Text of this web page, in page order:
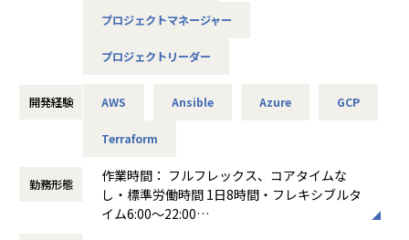
企業の“AI活用の壁”を壊し、業界を横断する変革を起こす
AIはもはや「一部の大企業だけが活用する特別な技術」では
製造、金融、エネルギー、医療、物流などあらゆる業界でAI
しかし、ここで課題となるのは「どう実装し、どう運用する
exaBase Studioは、この壁を乗り越えるためのプラットフォ
リケーションを、
たった数週間で本番環境に投入できます。このスピードとア
ジリティが、業界横断的な変革を加速させます。
・クラウドアーキテクチャ設計: AWS, Azure, GoogleCloud
タ分析基盤、クラウドネイティブなアプリケーション基盤な
・クラウド移行支援 (マイグレーション): オンプレミス環境か
よびプロジェクトリード。
サーバレス）、DevOps/IaC（Terraform, Ansible等）の技
術選定、導入推進、およびチームへの技術指導。
プロジェクトマネージャー
プロジェクトリーダー
開発経験 AWS Ansible Azure GCP
Terraform
勤務形態
作業時間： フルフレックス、コアタイムな
し・標準労働時間 1日8時間・フレキシブルタ
イム6:00～22:00